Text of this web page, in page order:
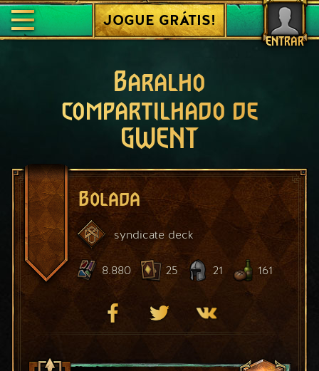
ENTRAR
JOGUE GRÁTIS!
Baralho
compartilhado de
GWENT
Bolada
syndicate deck
8.880 25 21 161